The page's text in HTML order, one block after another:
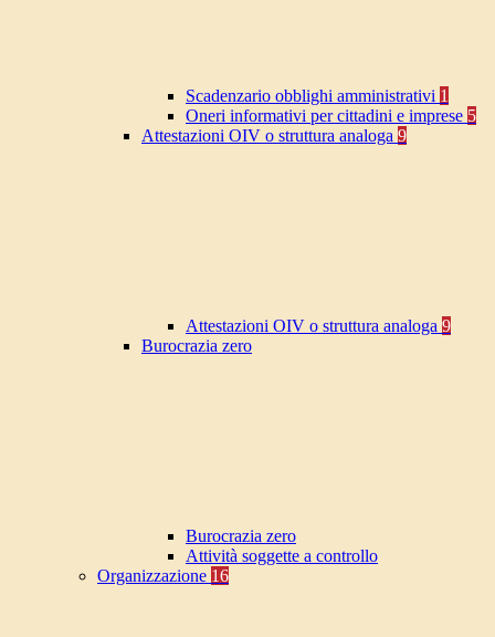
Scadenzario obblighi amministrativi 1
Oneri informativi per cittadini e imprese 5
Attestazioni OIV o struttura analoga 9
Attestazioni OIV o struttura analoga 9
Burocrazia zero
Burocrazia zero
Attività soggette a controllo
Organizzazione 16